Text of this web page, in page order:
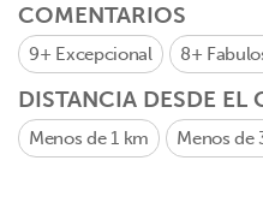
COMENTARIOS
9+ Excepcional 8+
DISTANCIA DESDE EL
Menos de 1 km Menos de